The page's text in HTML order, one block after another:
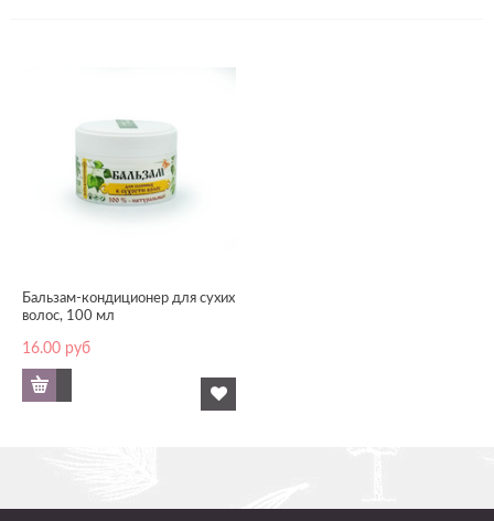
Бальзам-кондиционер для сухих
волос, 100 мл
16.00 руб